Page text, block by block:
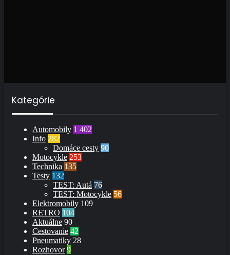
Kategórie
Automobily 1 402
Info 282
Domáce cesty 90
Motocykle 253
Technika 135
Testy 132
TEST: Autá 76
TEST: Motocykle 56
Elektromobily 109
RETRO 104
Aktuálne 90
Cestovanie 42
Pneumatiky 28
Rozhovor 9